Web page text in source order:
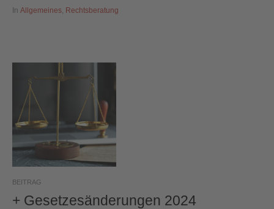
In Allgemeines, Rechtsberatung
BEITRAG
+ Gesetzesänderungen 2024